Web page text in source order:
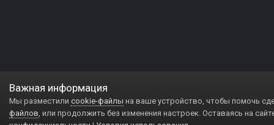
Важная информация
Мы разместили cookie-файлы на ваше устройство, чтобы помочь
файлов, или продолжить без изменения настроек. Оставаясь на